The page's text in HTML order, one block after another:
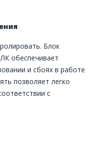
Блок
обеспечивает
и сбоях в работе
позволяет легко
с